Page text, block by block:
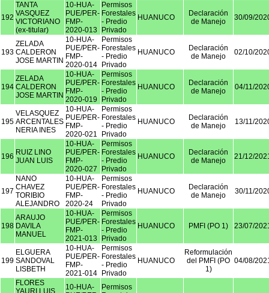
192
TANTA
VASQUEZ
VICTORIANO
(ex-titular)
10-HUA-
PUE/PER-
FMP-
2020-013
Permisos
Forestales
- Predio
Privado
HUANUCO
Declaración
de Manejo
30/09/
193
ZELADA
CALDERON
JOSE MARTIN
10-HUA-
PUE/PER-
FMP-
2020-014
Permisos
Forestales
- Predio
Privado
HUANUCO
Declaración
de Manejo
02/10/
194
ZELADA
CALDERON
JOSE MARTIN
10-HUA-
PUE/PER-
FMP-
2020-019
Permisos
Forestales
- Predio
Privado
HUANUCO
Declaración
de Manejo
04/11/
195
VELASQUEZ
ARCENTALES
NERIA INES
10-HUA-
PUE/PER-
FMP-
2020-021
Permisos
Forestales
- Predio
Privado
HUANUCO
Declaración
de Manejo
13/11/
196 RUIZ LINO
JUAN LUIS
10-HUA-
PUE/PER-
FMP-
2020-027
Permisos
Forestales
- Predio
Privado
HUANUCO
Declaración
de Manejo
21/12/
197
NANO
CHAVEZ
TORIBIO
ALEJANDRO
10-HUA-
PUE/PER-
FMP-
2020-24
Permisos
Forestales
- Predio
Privado
HUANUCO
Declaración
de Manejo
30/11/
198
ARAUJO
DAVILA
MANUEL
10-HUA-
PUE/PER-
FMP-
2021-013
Permisos
Forestales
- Predio
Privado
HUANUCO PMFI (PO 1) 23/07/
199
ELGUERA
SANDOVAL
LISBETH
10-HUA-
PUE/PER-
FMP-
2021-014
Permisos
Forestales
- Predio
Privado
HUANUCO
Reformulación
del PMFI (PO
1)
04/08/
FLORES
YAURI LUIS
10-HUA-
Permisos